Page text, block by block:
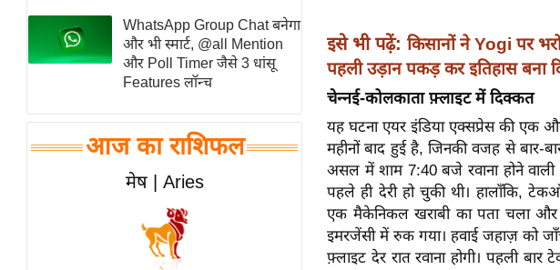
स्तंभ
एम.
आर.
चाय पर
समीक्षा
WhatsApp Group Chat बनेगा
और भी स्मार्ट, @all Mention
और Poll Timer जैसे 3 धांसू
Features लॉन्च
आज का राशिफल
मेष | Aries
इसे भी पढ़ें: किसानों ने Yogi पर
पहली उड़ान पकड़ कर इतिहास बना
चेन्नई-कोलकाता फ़्लाइट में दिक्कत
यह घटना एयर इंडिया एक्सप्रेस की एक
महीनों बाद हुई है, जिनकी वजह से बार-
असल में शाम 7:40 बजे रवाना होने वाली
पहले ही देरी हो चुकी थी। हालाँकि,
एक मैकेनिकल खराबी का पता चला और
इमरजेंसी में रुक गया। हवाई जहाज़ को
फ़्लाइट देर रात रवाना होगी। पहली